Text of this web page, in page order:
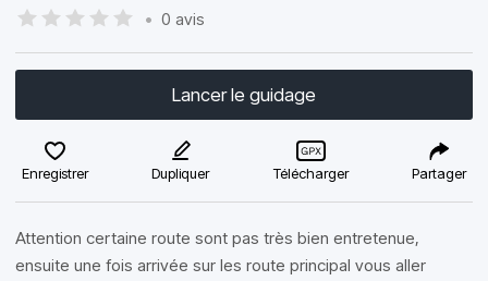
• 0 avis
Lancer le guidage
Enregistrer Dupliquer Télécharger Partager
Attention certaine route sont pas très bien entretenue,
ensuite une fois arrivée sur les route principal vous aller